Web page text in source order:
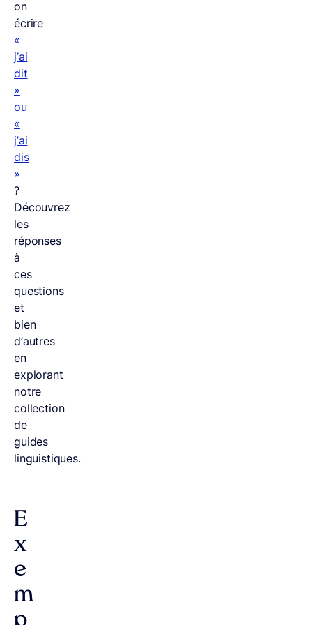
on
écrire
«
j’ai
dit
»
ou
«
j’ai
dis
»
?
Découvrez
les
réponses
à
ces
questions
et
bien
d’autres
en
explorant
notre
collection
de
guides
linguistiques.
E
x
e
m